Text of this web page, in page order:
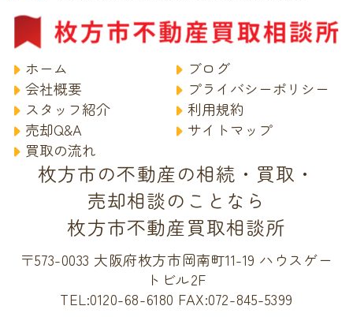
ホーム
ブログ
会社概要
プライバシーポリシー
スタッフ紹介
利用規約
売却Q&A
サイトマップ
買取の流れ
枚方市の不動産の相続・買取・
売却相談のことなら
枚方市不動産買取相談所
〒573-0033 大阪府枚方市岡南町11-19 ハウスゲー
トビル2F
TEL:0120-68-6180 FAX:072-845-5399